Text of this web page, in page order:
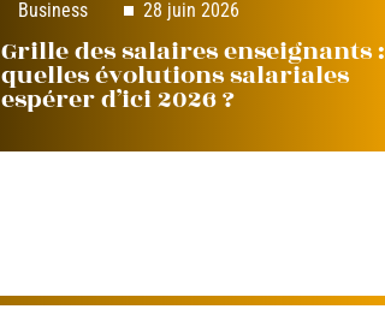
Business 28 juin 2026
Grille des salaires enseignants :
quelles évolutions salariales
espérer d’ici 2026 ?